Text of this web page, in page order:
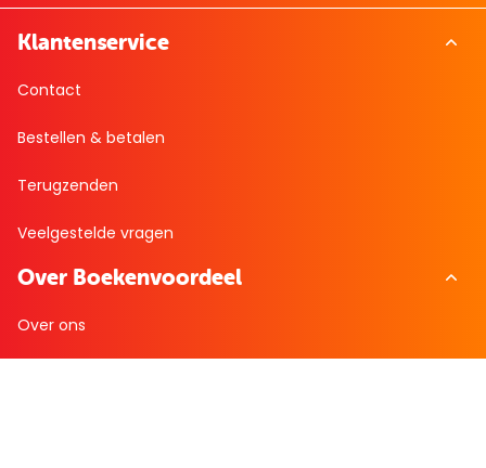
Klantenservice
Contact
Bestellen & betalen
Terugzenden
Veelgestelde vragen
Over Boekenvoordeel
Over ons